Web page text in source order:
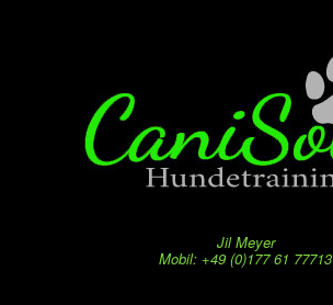
Jil Meyer
Mobil: +49 (0)177 61 77713